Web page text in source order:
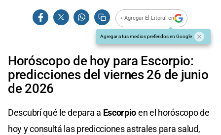
+ Agregar El Litoral en
Agregar a tus medios preferidos en Google
Horóscopo de hoy para Escorpio:
predicciones del viernes 26 de junio
de 2026
Descubrí qué le depara a Escorpioen el horóscopo de
hoy y consultá las predicciones astrales para salud,